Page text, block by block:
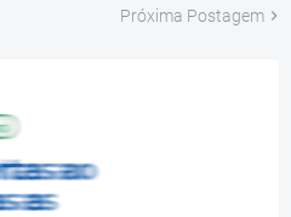
Próxima Postagem